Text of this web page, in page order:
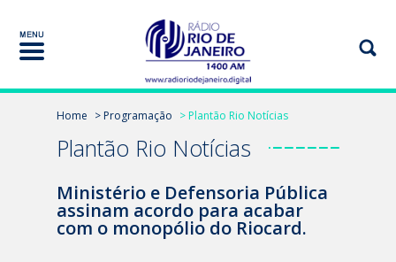
Home > Programação > Plantão Rio Notícias
Plantão Rio Notícias
Ministério e Defensoria Pública
assinam acordo para acabar
com o monopólio do Riocard.